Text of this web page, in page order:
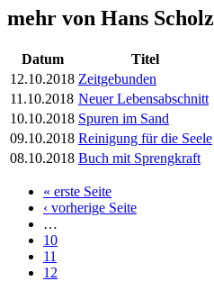
mehr von Hans Scholz
Datum
Titel
12.10.2018 Zeitgebunden
11.10.2018 Neuer Lebensabschnitt
10.10.2018 Spuren im Sand
09.10.2018 Reinigung für die Seele
08.10.2018 Buch mit Sprengkraft
Seiten« erste Seite
‹ vorherige Seite
…
10
11
12